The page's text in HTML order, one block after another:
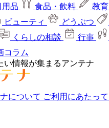
用品 食品・飲料 教育
ビューティ どうぶつ
くらしの相談 行事
コラム
い情報が集まるアンテナ
について ご利用にあたって